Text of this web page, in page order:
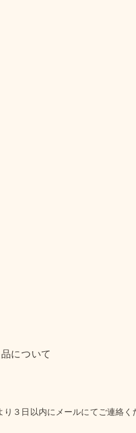
について
３日以内にメールにてご連絡く